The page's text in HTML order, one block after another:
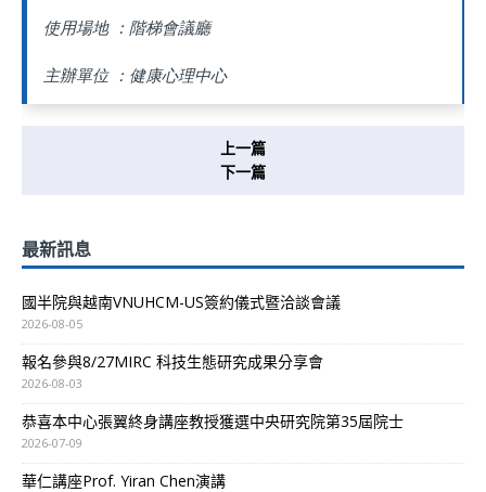
使用場地 ：階梯會議廳
主辦單位 ：健康心理中心
上一篇
下一篇
最新訊息
國半院與越南VNUHCM-US簽約儀式暨洽談會議
2026-08-05
報名參與8/27MIRC 科技生態研究成果分享會
2026-08-03
恭喜本中心張翼終身講座教授獲選中央研究院第35屆院士
2026-07-09
華仁講座Prof. Yiran Chen演講